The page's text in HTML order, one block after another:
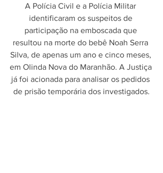
A Polícia Civil e a Polícia Militar
identificaram os suspeitos de
participação na emboscada que
resultou na morte do bebê Noah Serra
Silva, de apenas um ano e cinco meses,
em Olinda Nova do Maranhão. A Justiça
já foi acionada para analisar os pedidos
de prisão temporária dos investigados.